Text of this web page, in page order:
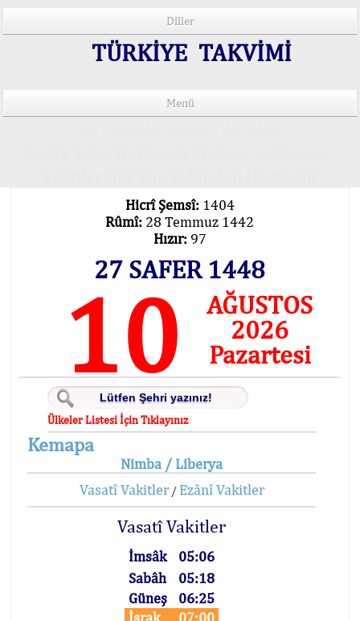
Diller
TÜRKİYE TAKVİMİ
Menü
Hicrî Şemsî: 1404
Rûmî: 28 Temmuz 1442
Hızır: 97
27 SAFER 1448
10
AĞUSTOS
2026
Pazartesi
Ülkeler Listesi İçin Tıklayınız
Kemapa
Nimba / Liberya
Vasatî Vakitler/ Ezânî Vakitler
Vasatî Vakitler
İmsâk
05:06
Sabâh
05:18
Güneş
06:25
İşrak
07:00